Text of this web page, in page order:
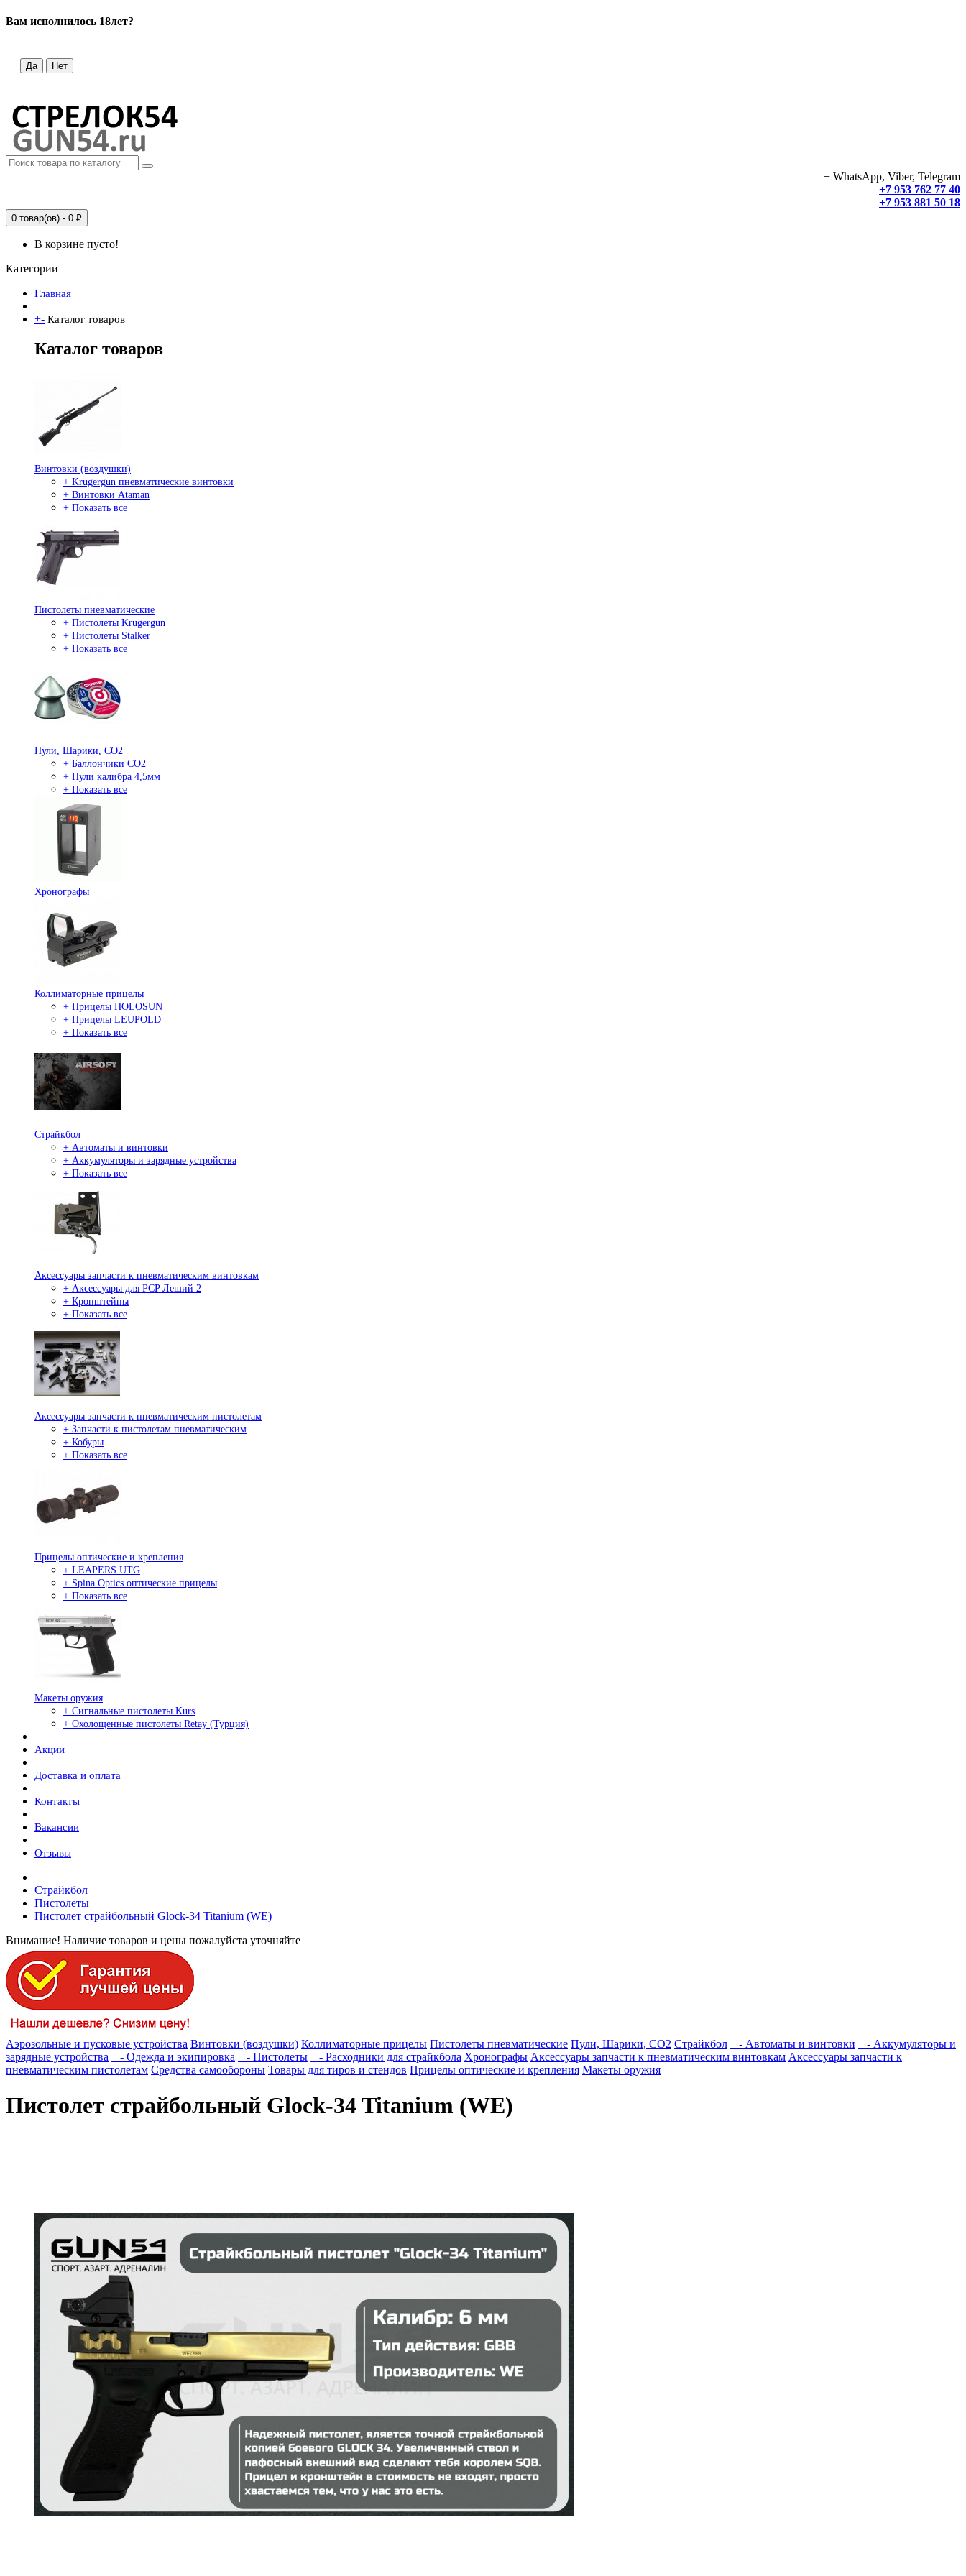
Вам исполнилось 18лет?
Да Нет
+ WhatsApp, Viber, Telegram
+7 953 762 77 40
+7 953 881 50 18
0 товар(ов) - 0 ₽
В корзине пусто!
Категории
Главная
+- Каталог товаров
Каталог товаров
Винтовки (воздушки)
+ Krugergun пневматические винтовки
+ Винтовки Ataman
+ Показать все
Пистолеты пневматические
+ Пистолеты Krugergun
+ Пистолеты Stalker
+ Показать все
Пули, Шарики, СО2
+ Баллончики СО2
+ Пули калибра 4,5мм
+ Показать все
Хронографы
Коллиматорные прицелы
+ Прицелы HOLOSUN
+ Прицелы LEUPOLD
+ Показать все
Страйкбол
+ Автоматы и винтовки
+ Аккумуляторы и зарядные устройства
+ Показать все
Аксессуары запчасти к пневматическим винтовкам
+ Аксессуары для PCP Леший 2
+ Кронштейны
+ Показать все
Аксессуары запчасти к пневматическим пистолетам
+ Запчасти к пистолетам пневматическим
+ Кобуры
+ Показать все
Прицелы оптические и крепления
+ LEAPERS UTG
+ Spina Optics оптические прицелы
+ Показать все
Макеты оружия
+ Сигнальные пистолеты Kurs
+ Охолощенные пистолеты Retay (Турция)
Акции
Доставка и оплата
Контакты
Вакансии
Отзывы
Страйкбол
Пистолеты
Пистолет страйбольный Glock-34 Titanium (WE)
Внимание! Наличие товаров и цены пожалуйста уточняйте
Аэрозольные и пусковые устройства Винтовки (воздушки) Коллиматорные прицелы Пистолеты пневматические Пули, Шарики, СО2 Страйкбол - Автоматы и винтовки
- Аккумуляторы и
зарядные устройства
- Одежда и экипировка - Пистолеты - Расходники для страйкбола Хронографы Аксессуары запчасти к пневматическим винтовкам Аксессуары запчасти к
пневматическим пистолетам Средства самообороны Товары для тиров и стендов Прицелы оптические и крепления Макеты оружия
Пистолет страйбольный Glock-34 Titanium (WE)